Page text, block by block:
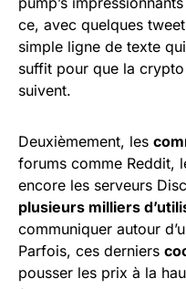
ce, avec quelques
simple ligne de texte
suffit pour que la
suivent.
Deuxièmement, les
forums comme Reddit,
encore les serveurs
plusieurs milliers
communiquer autour
Parfois, ces derniers
pousser les prix à la